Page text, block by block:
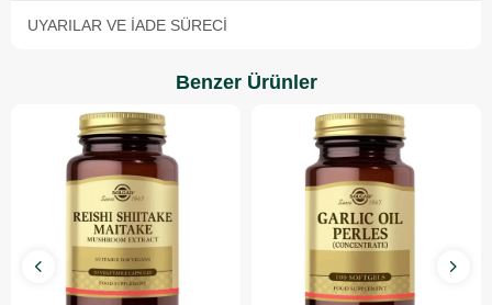
UYARILAR VE İADE SÜRECI
Benzer Ürünler